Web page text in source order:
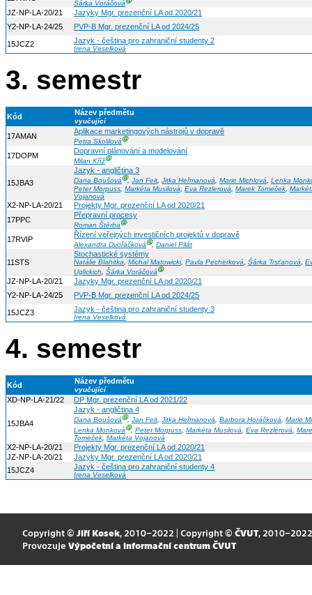
Šárka Voráčová
JZ-NP-LA-20/21
Jazyky Mgr. prezenční LA od 2020/21
Y2-NP-LA-24/25
PVP-B Mgr. prezenční LA od 2024/25
15JCZ2 Jazyk - čeština pro zahraniční studenty 2
Irena Veselková
3. semestr
Kód Název předmětu
vyučující
17AMAN
Aplikace marketingových nástrojů v dopravě
Petra SkolilováⒼ
17DOPM
Dopravní plánování a modelování
Milan KřížⒼ
15JBA3
Jazyk - angličtina 3
Dana BoušováⒼ, Jan Feit, Jitka Heřmanová, Marie Michlová, Lenka
Peter Morpuss Markéta Musilová Eva Rezlerová Marek Tomeček
Vojanová
X2-NP-LA-20/21
Projekty Mgr. prezenční LA od 2020/21
17PPC
Přepravní procesy
Roman ŠtěrbaⒼ
17RVIP
Řízení veřejných investičních projektů v dopravě
Alexandra DvořáčkováⒼ, Daniel Pilát
11STS
Stochastické systémy
Natálie Blahitka, Michal Matowicki, Pavla Pecherková, Šárka Trsťanová,
Uglickich, Šárka VoráčováⒼ
JZ-NP-LA-20/21
Jazyky Mgr. prezenční LA od 2020/21
Y2-NP-LA-24/25
PVP-B Mgr. prezenční LA od 2024/25
15JCZ3 Jazyk - čeština pro zahraniční studenty 3
Irena Veselková
4. semestr
Kód Název předmětu
vyučující
XD-NP-LA-21/22 DP Mgr. prezenční LA od 2021/22
15JBA4
Jazyk - angličtina 4
Dana BoušováⒼ, Jan Feit, Jitka Heřmanová, Barbora Horáčková, Marie
Lenka MonkováⒼ, Peter Morpuss Markéta Musilová Eva Rezlerová
Tomeček Markéta Vojanová
X2-NP-LA-20/21
Projekty Mgr. prezenční LA od 2020/21
JZ-NP-LA-20/21
Jazyky Mgr. prezenční LA od 2020/21
15JCZ4
Jazyk - čeština pro zahraniční studenty 4
Irena Veselková
Copyright © Jiří Kosek, 2010–2022 | Copyright © ČVUT, 2010–2022
Provozuje Výpočetní a informační centrum ČVUT